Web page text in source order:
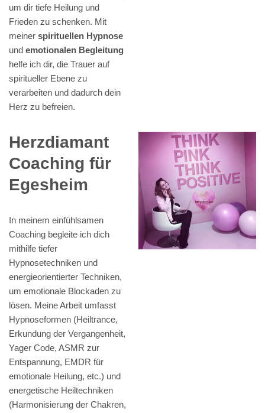
um dir tiefe Heilung und
Frieden zu schenken. Mit
meiner spirituellen Hypnose
und emotionalen Begleitung
helfe ich dir, die Trauer auf
spiritueller Ebene zu
verarbeiten und dadurch dein
Herz zu befreien.
Herzdiamant
Coaching für
Egesheim
In meinem einfühlsamen
Coaching begleite ich dich
mithilfe tiefer
Hypnosetechniken und
energieorientierter Techniken,
um emotionale Blockaden zu
lösen. Meine Arbeit umfasst
Hypnoseformen (Heiltrance,
Erkundung der Vergangenheit,
Yager Code, ASMR zur
Entspannung, EMDR für
emotionale Heilung, etc.) und
energetische Heiltechniken
(Harmonisierung der Chakren,